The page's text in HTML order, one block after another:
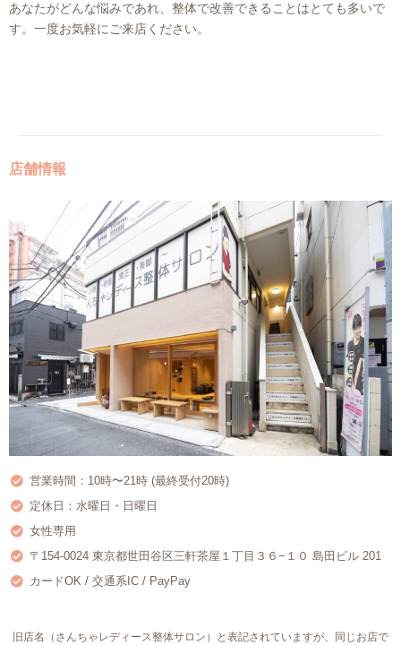
あなたがどんな悩みであれ、整体で改善できることはとても多いで
す。一度お気軽にご来店ください。
店舗情報
営業時間：10時〜21時 (最終受付20時)
定休日：水曜日・日曜日
女性専用
〒154-0024 東京都世田谷区三軒茶屋１丁目３６−１０ 島田ビル 201
カードOK / 交通系IC / PayPay
旧店名（さんちゃレディース整体サロン）と表記されていますが、同じお店で